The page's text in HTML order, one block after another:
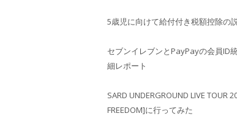
5歳児に向けて給付付き税額控除の
セブンイレブンとPayPayの会員ID
細レポート
SARD UNDERGROUND LIVE TOUR
FREEDOM]に行ってみた